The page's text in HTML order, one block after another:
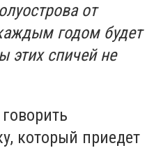
от
годом будет
этих спичей не
который приедет